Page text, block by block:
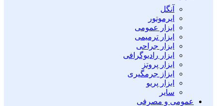
آنگل
ایرموتور
ابزار عمومی
ابزار ترمیمی
ابزار جراحی
ابزار رادیوگرافی
ابزار پروتز
ابزاز جرمگیری
ابزار پریو
سایر
عمومی و مصرفی